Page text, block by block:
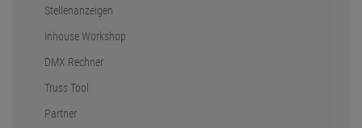
Stellenanzeigen
Inhouse Workshop
DMX Rechner
Truss Tool
Partner